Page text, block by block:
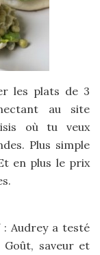
les plats de 3
au site
où tu veux
Plus simple
en plus le prix
Audrey a testé
Goût, saveur et